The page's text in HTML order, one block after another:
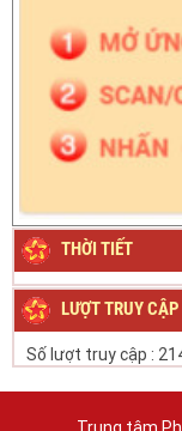
THỜI TIẾT
LƯỢT TRUY CẬP
Số lượt truy cập :